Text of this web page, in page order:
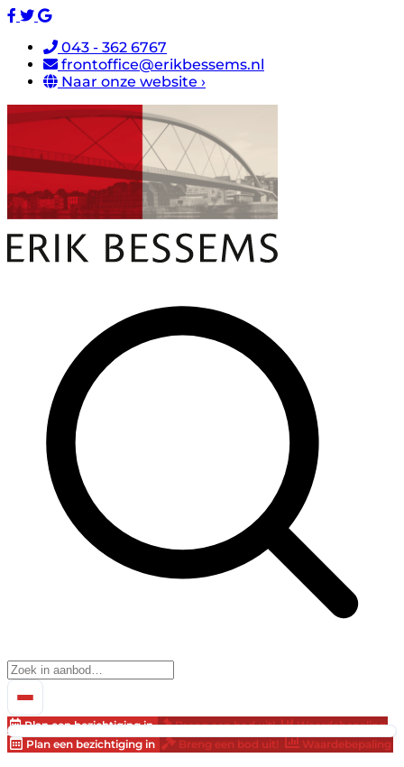
043 - 362 6767
frontoffice@erikbessems.nl
Naar onze website ›
Plan een bezichtiging in Breng een bod uit!
Waardebepaling
Plan een bezichtiging in
Breng een bod uit! Waardebepaling